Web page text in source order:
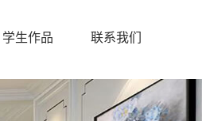
学生作品 联系我们